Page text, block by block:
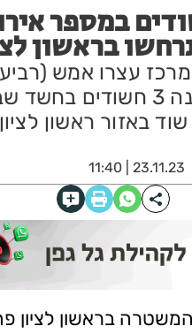
במספר
בראשון
עצרו אמש
כנופייה המונה 3 חשודים
באזור ראשון לציון
23.11.23 | 11:40
בראשון לציון